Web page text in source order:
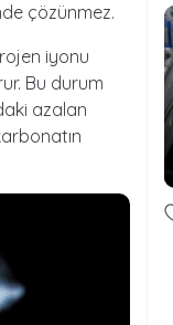
çözünmez.
iyonu
Bu durum
azalan